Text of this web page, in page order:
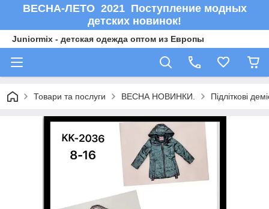
ВЕСНА-ЛЕТО 2021 Поступление модных
детских новинок!
Juniormix - детская одежда оптом из Европы
Товари та послуги ВЕСНА НОВИНКИ. Підліткові